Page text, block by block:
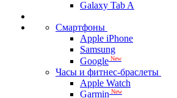
Galaxy Tab A
Смартфоны
Apple iPhone
Samsung
Google New
Часы и фитнес-браслеты
Apple Watch
Garmin New